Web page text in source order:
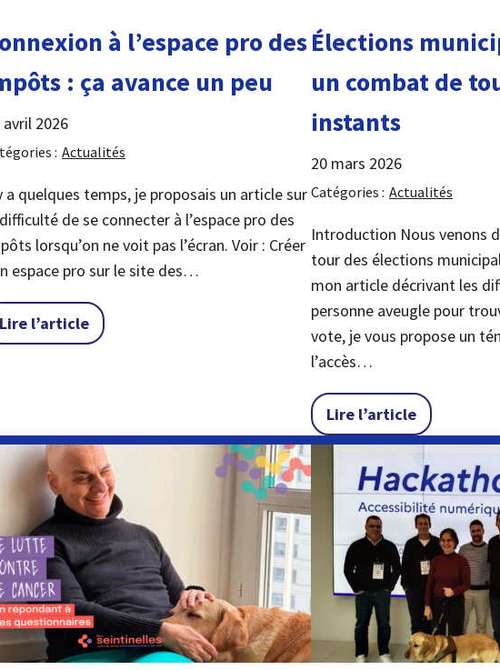
comment concrètement ? »
à l’espace pro des
: ça avance un peu
avril 2026
: Actualités
a quelques temps, je proposais un article sur
de se connecter à l’espace pro des
lorsqu’on ne voit pas l’écran. Voir : Créer
espace pro sur le site des…
Lire l’article« Connexion à l’espace pro des impôts : ça avance un
Élections
un combat de
instants
20 mars 2026
Catégories : Actualités
Introduction Nous venons
tour des élections
mon article décrivant les
personne aveugle pour
vote, je vous propose un
l’accès…
Lire l’article«